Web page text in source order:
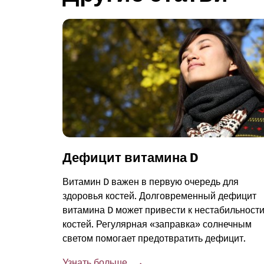
Дефицит витамина D
Витамин D важен в первую очередь для
здоровья костей. Долговременный дефицит
витамина D может привести к
костей. Регулярная «заправка» солнечным
светом помогает предотвратить дефицит.